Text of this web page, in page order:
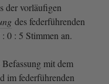
der vorläufigen
des federführenden
0 : 5 Stimmen an.
mit dem
im federführenden